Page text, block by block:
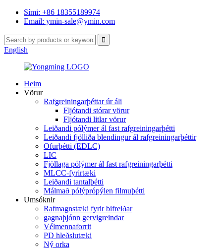
Sími: +86 18355189974
Email: ymin-sale@ymin.com
English
Heim
Vörur
Rafgreiningarþéttar úr áli
Fljótandi stórar vörur
Fljótandi litlar vörur
Leiðandi pólýmer ál fast rafgreiningarþétti
Leiðandi fjölliða blendingur ál rafgreiningarþéttir
Ofurþétti (EDLC)
LIC
Fjöllaga pólýmer ál fast rafgreiningarþétti
MLCC-fyrirtæki
Leiðandi tantalþétti
Málmað pólýprópýlen filmuþétti
Umsóknir
Rafmagnstæki fyrir bifreiðar
gagnaþjónn gervigreindar
Vélmennaforrit
PD hleðslutæki
Ný orka